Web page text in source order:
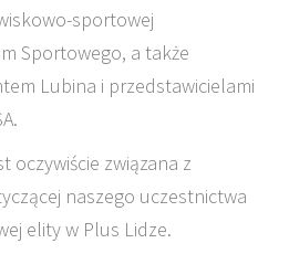
sportowej
Sportowego, a także
Lubina i przedstawicielami
oczywiście związana z
naszego uczestnictwa
elity w Plus Lidze.